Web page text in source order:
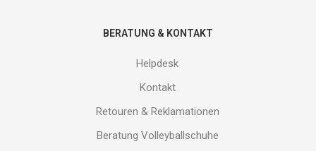
BERATUNG & KONTAKT
Helpdesk
Kontakt
Retouren & Reklamationen
Beratung Volleyballschuhe